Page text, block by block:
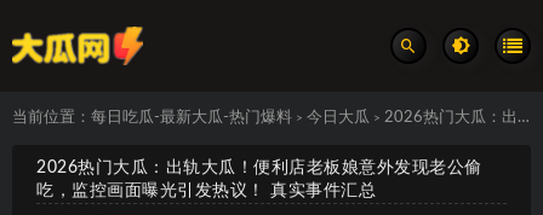
当前位置： 每日吃瓜-最新大瓜-热门爆料 > 今日大瓜 > 2026热门大瓜：出轨大瓜！便利店老板娘意外发现老公偷吃，监控画面曝光引发热议！ 真实事件汇总
2026热门大瓜：出轨大瓜！便利店老板娘意外发现老公偷
吃，监控画面曝光引发热议！ 真实事件汇总